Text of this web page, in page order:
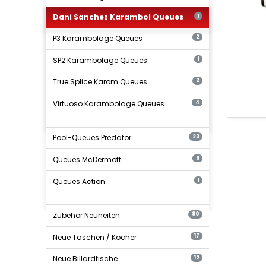
Dani Sanchez Karambol Queues 1
P3 Karambolage Queues 2
SP2 Karambolage Queues 1
True Splice Karom Queues 2
Virtuoso Karambolage Queues 4
Pool-Queues Predator 23
Queues McDermott 6
Queues Action 1
Zubehör Neuheiten 80
Neue Taschen / Köcher 17
Neue Billardtische 12